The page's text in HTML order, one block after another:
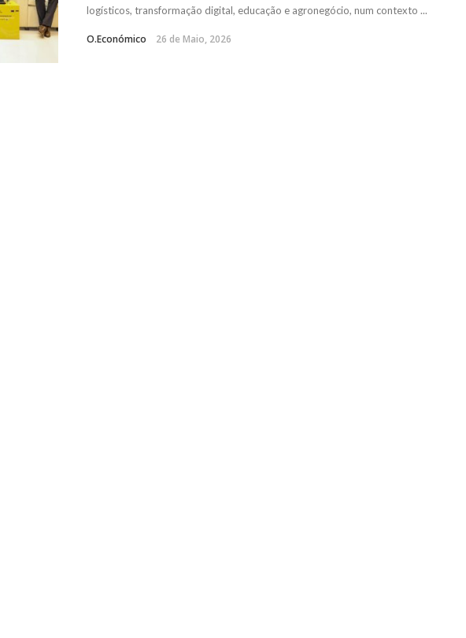
logísticos, transformação digital, educação e agronegócio, num contexto ...
O.Económico 26 de Maio, 2026